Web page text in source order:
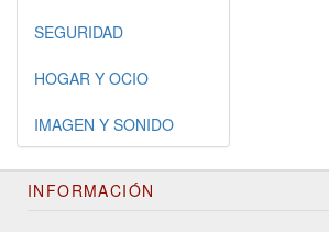
SEGURIDAD
HOGAR Y OCIO
IMAGEN Y SONIDO
INFORMACIÓN